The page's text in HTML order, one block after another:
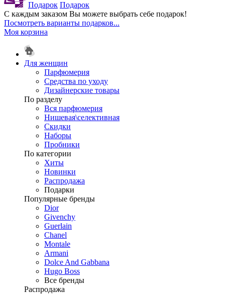
Подарок Подарок
С каждым заказом Вы можете выбрать себе подарок!
Посмотреть варианты подарков...
Моя корзина
Для женщин
Парфюмерия
Средства по уходу
Дизайнерские товары
По разделу
Вся парфюмерия
Нишевая\селективная
Скидки
Наборы
Пробники
По категории
Хиты
Новинки
Распродажа
Подарки
Популярные бренды
Dior
Givenchy
Guerlain
Chanel
Montale
Armani
Dolce And Gabbana
Hugo Boss
Все бренды
Распродажа